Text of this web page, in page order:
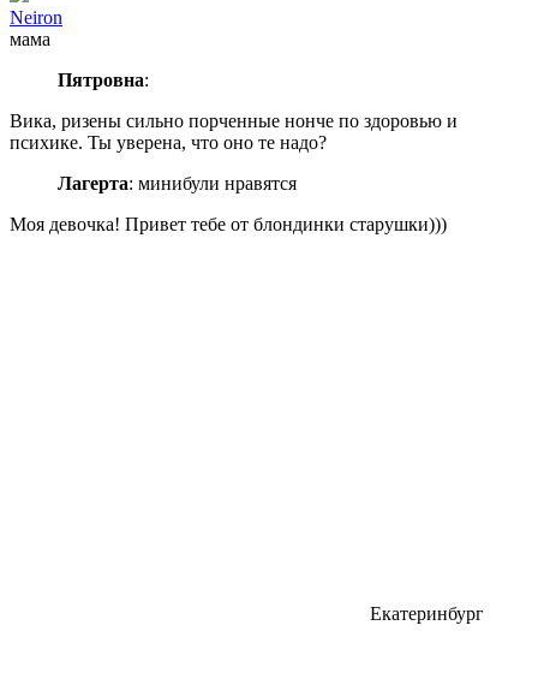
Neiron
мама
Пятровна:
Вика, ризены сильно порченные нонче по здоровью и
психике. Ты уверена, что оно те надо?
Лагерта: минибули нравятся
Моя девочка! Привет тебе от блондинки старушки)))
Екатеринбург